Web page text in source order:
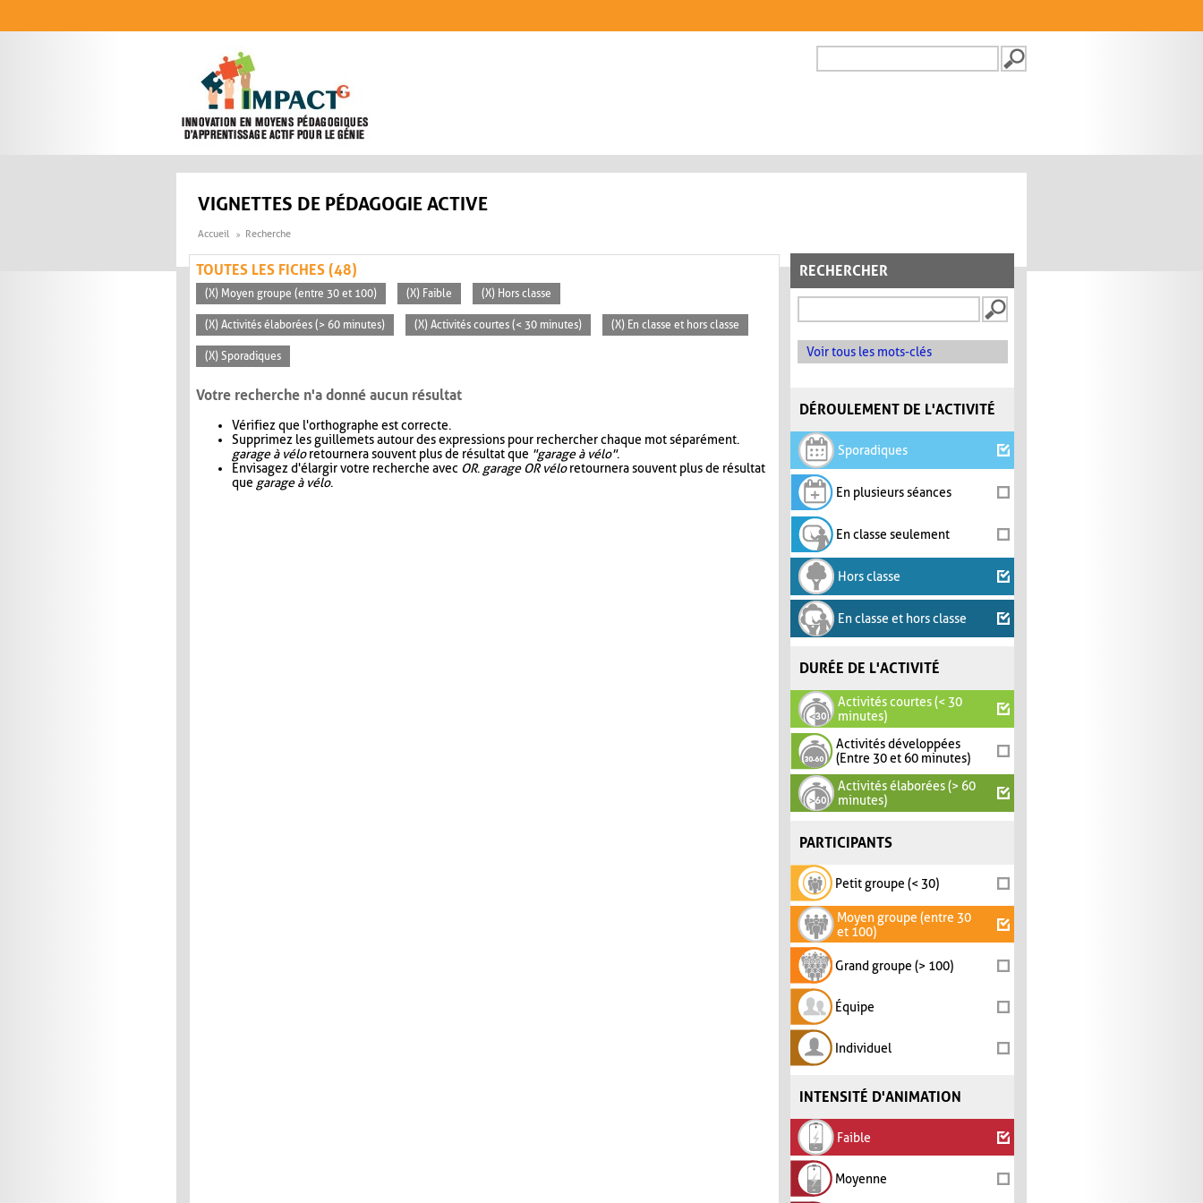
FORMULAIRE DE
VIGNETTES DE PÉDAGOGIE ACTIVE
Accueil Recherche
RECHERCHER
Voir tous les mots-clés
DÉROULEMENT DE L'ACTIVITÉ
Sporadiques
En plusieurs séances
En classe seulement
Hors classe
En classe et hors classe
DURÉE DE L'ACTIVITÉ
Activités courtes (< 30
minutes)
Activités développées
(Entre 30 et 60 minutes)
Activités élaborées (> 60
minutes)
PARTICIPANTS
Petit groupe (< 30)
Moyen groupe (entre 30
et 100)
Grand groupe (> 100)
Équipe
Individuel
INTENSITÉ D'ANIMATION
Faible
Moyenne
TOUTES LES FICHES (48)
(X) Moyen groupe (entre 30 et 100) (X) Faible (X) Hors classe
(X) Activités élaborées (> 60 minutes) (X) Activités courtes (< 30 minutes) (X) En classe et hors classe
(X) Sporadiques
Votre recherche n'a donné aucun résultat
Vérifiez que l'orthographe est correcte.
Supprimez les guillemets autour des expressions pour rechercher chaque mot séparément.
garage à véloretournera souvent plus de résultat que "garage à vélo".
Envisagez d'élargir votre recherche avec OR. garage OR véloretournera souvent plus de résultat
que garage à vélo.